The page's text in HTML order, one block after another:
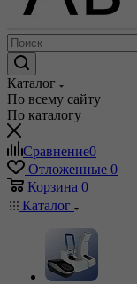
Каталог
По всему сайту
По каталогу
Сравнение0
Отложенные 0
Корзина 0
Каталог